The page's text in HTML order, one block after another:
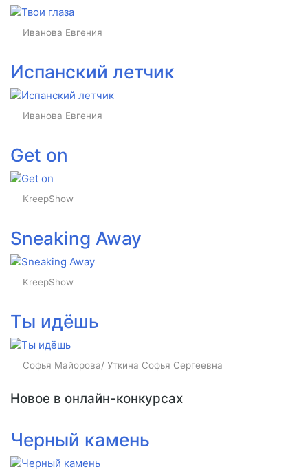
Иванова Евгения
Испанский летчик
Иванова Евгения
Get on
KreepShow
Sneaking Away
KreepShow
Ты идёшь
Софья Майорова/ Уткина Софья Сергеевна
Новое в онлайн-конкурсах
Черный камень